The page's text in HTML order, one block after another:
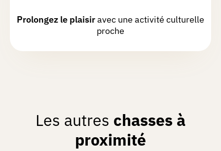
Prolongez le plaisiravec une activité culturelle
proche
Les autres chasses à
proximité